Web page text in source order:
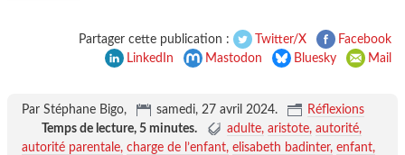
Partager cette publication : Twitter/X
Facebook
LinkedIn
Mastodon Bluesky Mail
Par Stéphane Bigo, samedi, 27 avril 2024.
Réflexions
Temps de lecture, 5 minutes. adulte aristote autorité
autorité parentale charge de l’enfant elisabeth badinter enfant